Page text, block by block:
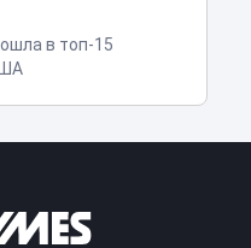
в топ-15